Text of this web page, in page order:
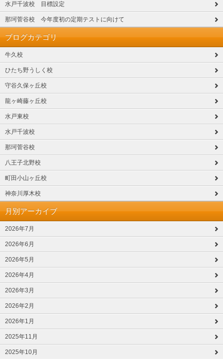
水戸千波校 目標設定
那珂菅谷校 今年度初の定期テストに向けて
ブログカテゴリ
牛久校
ひたち野うしく校
守谷久保ヶ丘校
龍ヶ崎藤ヶ丘校
水戸東校
水戸千波校
那珂菅谷校
八王子北野校
町田小山ヶ丘校
神奈川厚木校
月別アーカイブ
2026年7月
2026年6月
2026年5月
2026年4月
2026年3月
2026年2月
2026年1月
2025年11月
2025年10月